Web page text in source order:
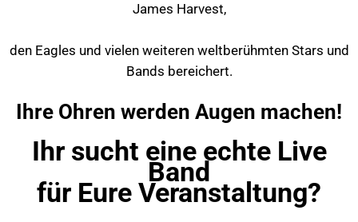
James Harvest,
den Eagles und vielen weiteren weltberühmten Stars und
Bands bereichert.
Ihre Ohren werden Augen machen!
Ihr sucht eine echte Live
Band
für Eure Veranstaltung?